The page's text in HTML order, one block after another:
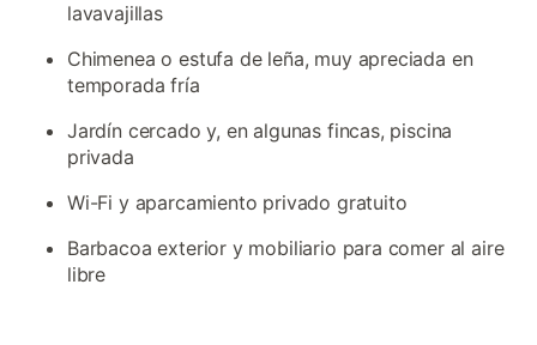
lavavajillas
Chimenea o estufa de leña, muy apreciada en
temporada fría
Jardín cercado y, en algunas fincas, piscina
privada
Wi-Fi y aparcamiento privado gratuito
Barbacoa exterior y mobiliario para comer al aire
libre